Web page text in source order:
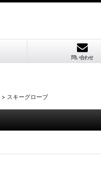
問い合わせ
> スキーグローブ